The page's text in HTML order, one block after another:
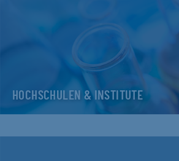
HOCHSCHULEN & INSTITUTE